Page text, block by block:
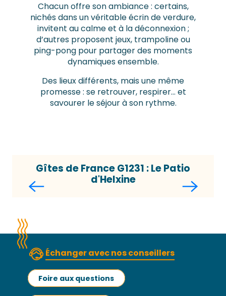
Chacun offre son ambiance : certains,
nichés dans un véritable écrin de verdure,
invitent au calme et à la déconnexion ;
d’autres proposent jeux, trampoline ou
ping-pong pour partager des moments
dynamiques ensemble.
Des lieux différents, mais une même
promesse : se retrouver, respirer… et
savourer le séjour à son rythme.
Gîtes de France G1231 : Le Patio
d'Helxine
Échanger avec nos conseillers
Foire aux questions